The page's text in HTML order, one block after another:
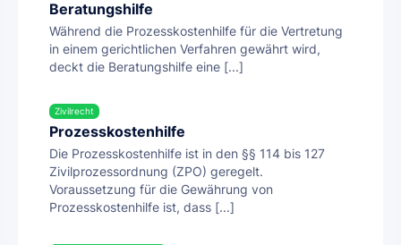
Beratungshilfe
Während die Prozesskostenhilfe für die Vertretung
in einem gerichtlichen Verfahren gewährt wird,
deckt die Beratungshilfe eine [...]
Zivilrecht
Prozesskostenhilfe
Die Prozesskostenhilfe ist in den §§ 114 bis 127
Zivilprozessordnung (ZPO) geregelt.
Voraussetzung für die Gewährung von
Prozesskostenhilfe ist, dass [...]